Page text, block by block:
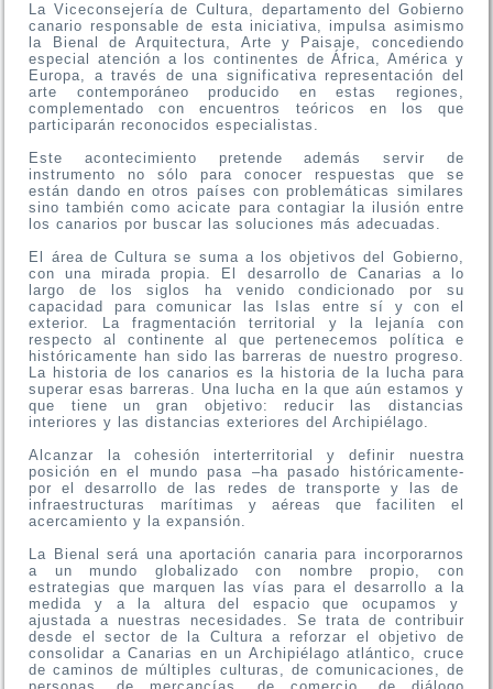
La Viceconsejería de Cultura, departamento del Gobierno
canario responsable de esta iniciativa, impulsa asimismo
la Bienal de Arquitectura, Arte y Paisaje, concediendo
especial atención a los continentes de África, América y
Europa, a través de una significativa representación del
arte contemporáneo producido en estas regiones,
complementado con encuentros teóricos en los que
participarán reconocidos especialistas.
Este acontecimiento pretende además servir de
instrumento no sólo para conocer respuestas que se
están dando en otros países con problemáticas similares
sino también como acicate para contagiar la ilusión entre
los canarios por buscar las soluciones más adecuadas.
El área de Cultura se suma a los objetivos del Gobierno,
con una mirada propia. El desarrollo de Canarias a lo
largo de los siglos ha venido condicionado por su
capacidad para comunicar las Islas entre sí y con el
exterior. La fragmentación territorial y la lejanía con
respecto al continente al que pertenecemos política e
históricamente han sido las barreras de nuestro progreso.
La historia de los canarios es la historia de la lucha para
superar esas barreras. Una lucha en la que aún estamos y
que tiene un gran objetivo: reducir las distancias
interiores y las distancias exteriores del Archipiélago.
Alcanzar la cohesión interterritorial y definir nuestra
posición en el mundo pasa –ha pasado históricamente-
por el desarrollo de las redes de transporte y las de
infraestructuras marítimas y aéreas que faciliten el
acercamiento y la expansión.
La Bienal será una aportación canaria para incorporarnos
a un mundo globalizado con nombre propio, con
estrategias que marquen las vías para el desarrollo a la
medida y a la altura del espacio que ocupamos y
ajustada a nuestras necesidades. Se trata de contribuir
desde el sector de la Cultura a reforzar el objetivo de
consolidar a Canarias en un Archipiélago atlántico, cruce
de caminos de múltiples culturas, de comunicaciones, de